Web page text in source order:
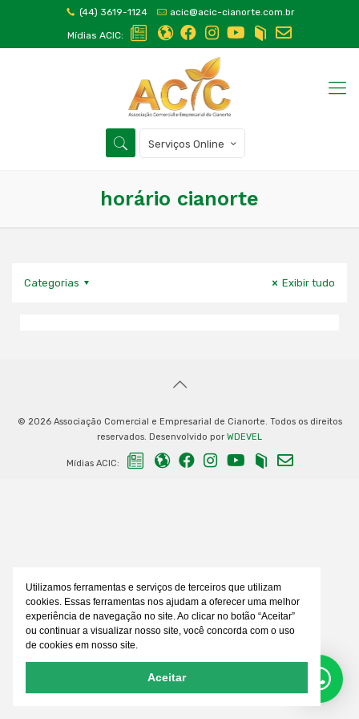
(44) 3619-1124 acic@acic-cianorte.com.br
Mídias ACIC:
Serviços Online
horário cianorte
Categorias Exibir tudo
© 2026 Associação Comercial e Empresarial de Cianorte. Todos os direitos
reservados. Desenvolvido por WDEVEL
Mídias ACIC:
Utilizamos ferramentas e serviços de terceiros que utilizam
cookies. Essas ferramentas nos ajudam a oferecer uma melhor
experiência de navegação no site. Ao clicar no botão “Aceitar”
ou continuar a visualizar nosso site, você concorda com o uso
de cookies em nosso site.
Aceitar